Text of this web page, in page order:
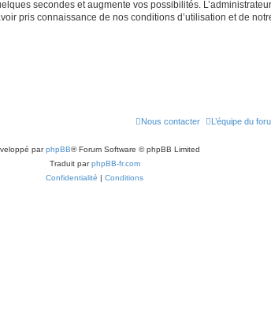
secondes et augmente vos possibilités.
pris connaissance de nos conditions d’utilisation et de
L’équipe du
Nous contacter
parphpBB® Forum Software © phpBB Limited
Traduit parphpBB-fr.com
Confidentialité | Conditions